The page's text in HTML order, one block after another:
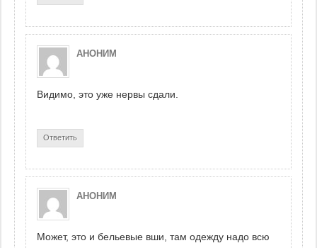
АНОНИМ
Видимо, это уже нервы сдали.
Ответить
АНОНИМ
Может, это и бельевые вши, там одежду надо всю